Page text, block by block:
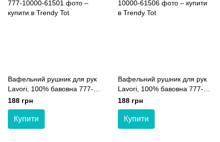
Вафельний рушник для рук
Lavori, 100% бавовна 777-
10000 рожевий 27*27
188 грн
Купити
Вафельний рушник для рук
Lavori, 100% бавовна 777-
10000 індіго 27*27
188 грн
Купити